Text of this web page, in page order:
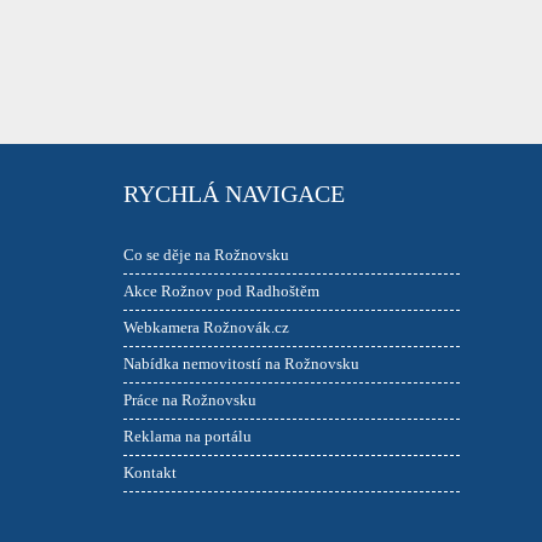
RYCHLÁ NAVIGACE
Co se děje na Rožnovsku
Akce Rožnov pod Radhoštěm
Webkamera Rožnovák.cz
Nabídka nemovitostí na Rožnovsku
Práce na Rožnovsku
Reklama na portálu
Kontakt